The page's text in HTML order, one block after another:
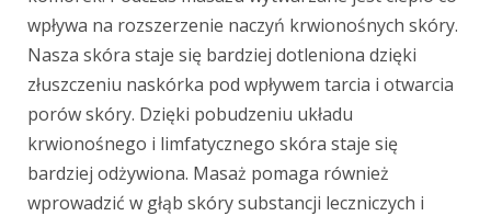
wpływa na rozszerzenie naczyń krwionośnych skóry.
Nasza skóra staje się bardziej dotleniona dzięki
złuszczeniu naskórka pod wpływem tarcia i otwarcia
porów skóry. Dzięki pobudzeniu układu
krwionośnego i limfatycznego skóra staje się
bardziej odżywiona. Masaż pomaga również
wprowadzić w głąb skóry substancji leczniczych i